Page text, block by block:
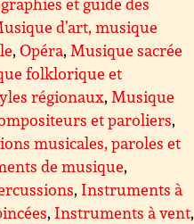
d’art, musique
,Opéra,Musique sacrée
folklorique et
régionaux,Musique
et paroliers,
musicales, paroles et
de musique,
, Instruments à
, Instruments à vent,